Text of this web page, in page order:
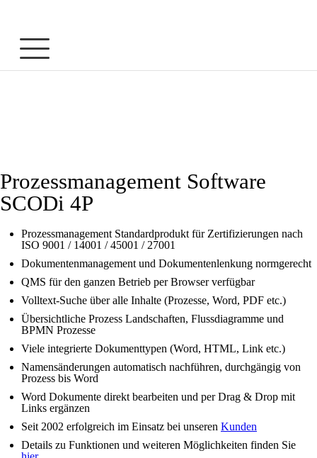
Prozessmanagement Software
SCODi 4P
Prozessmanagement Standardprodukt für Zertifizierungen nach
ISO 9001 / 14001 / 45001 / 27001
Dokumentenmanagement und Dokumentenlenkung normgerecht
QMS für den ganzen Betrieb per Browser verfügbar
Volltext-Suche über alle Inhalte (Prozesse, Word, PDF etc.)
Übersichtliche Prozess Landschaften, Flussdiagramme und
BPMN Prozesse
Viele integrierte Dokumenttypen (Word, HTML, Link etc.)
Namensänderungen automatisch nachführen, durchgängig von
Prozess bis Word
Word Dokumente direkt bearbeiten und per Drag & Drop mit
Links ergänzen
Seit 2002 erfolgreich im Einsatz bei unseren Kunden
Details zu Funktionen und weiteren Möglichkeiten finden Sie